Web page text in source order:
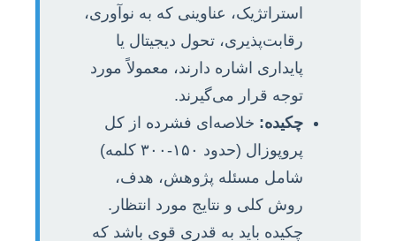
استراتژیک، عناوینی که به نوآوری،
رقابت‌پذیری، تحول دیجیتال یا
پایداری اشاره دارند، معمولاً مورد
توجه قرار می‌گیرند.
چکیده: خلاصه‌ای فشرده از کل
پروپوزال (حدود ۱۵۰-۳۰۰ کلمه)
شامل مسئله پژوهش، هدف،
روش کلی و نتایج مورد انتظار.
چکیده باید به قدری قوی باشد که